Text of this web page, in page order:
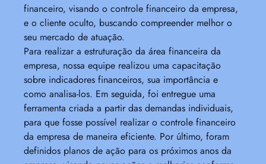
financeiro, visando o controle financeiro da empresa,
e o cliente oculto, buscando compreender melhor o
seu mercado de atuação.
Para realizar a estruturação da área financeira da
empresa, nossa equipe realizou uma capacitação
sobre indicadores financeiros, sua importância e
como analisa-los. Em seguida, foi entregue uma
ferramenta criada a partir das demandas individuais,
para que fosse possível realizar o controle financeiro
da empresa de maneira eficiente. Por último, foram
definidos planos de ação para os próximos anos da